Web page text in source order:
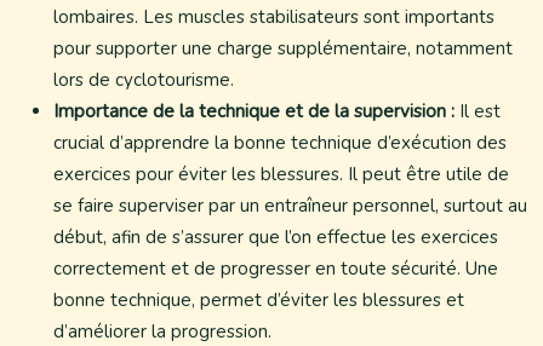
lombaires. Les muscles stabilisateurs sont importants
pour supporter une charge supplémentaire, notamment
lors de cyclotourisme.
Importance de la technique et de la supervision : Il est
crucial d’apprendre la bonne technique d’exécution des
exercices pour éviter les blessures. Il peut être utile de
se faire superviser par un entraîneur personnel, surtout au
début, afin de s’assurer que l’on effectue les exercices
correctement et de progresser en toute sécurité. Une
bonne technique, permet d’éviter les blessures et
d’améliorer la progression.